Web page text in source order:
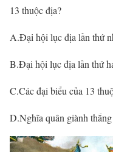
13 thuộc địa?
A.Đại hội lục địa lần thứ
B.Đại hội lục địa lần thứ
C.Các đại biểu của 13
D.Nghĩa quân giành